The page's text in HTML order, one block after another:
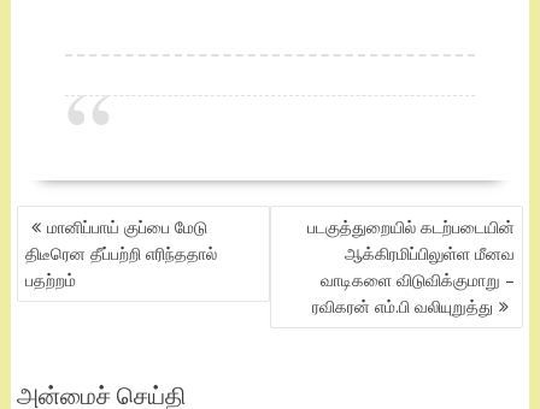
POST
NAVIGATION
மானிப்பாய் குப்பை மேடு
திடீரென தீப்பற்றி எரிந்ததால்
பதற்றம்
படகுத்துறையில் கடற்படையின்
ஆக்கிரமிப்பிலுள்ள மீனவ
வாடிகளை விடுவிக்குமாறு –
ரவிகரன் எம்.பி வலியுறுத்து
அன்மைச் செய்தி